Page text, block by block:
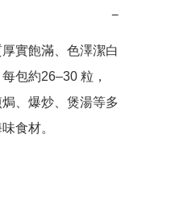
−
實飽滿、色澤潔白
包約26–30 粒，
、爆炒、煲湯等多
食材。